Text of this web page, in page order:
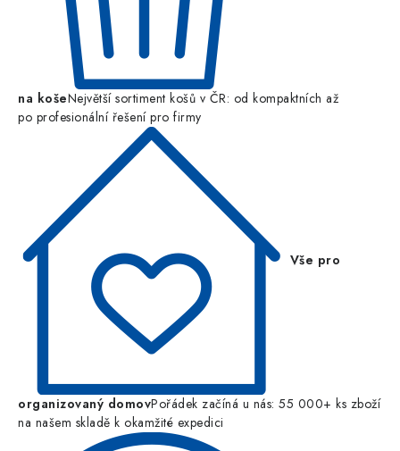
na košeNejvětší sortiment košů v ČR: od kompaktních až
po profesionální řešení pro firmy
Vše pro
organizovaný domovPořádek začíná u nás: 55 000+ ks zboží
na našem skladě k okamžité expedici